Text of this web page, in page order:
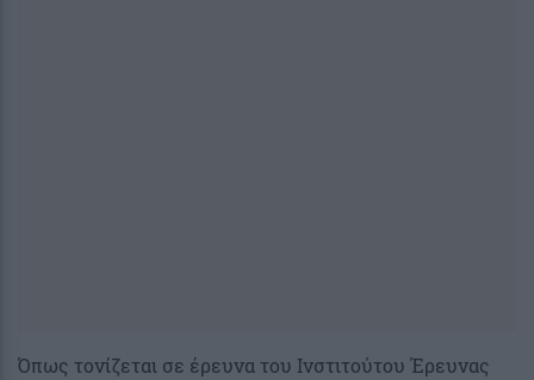
Όπως τονίζεται σε έρευνα του Ινστιτούτου Έρευνας